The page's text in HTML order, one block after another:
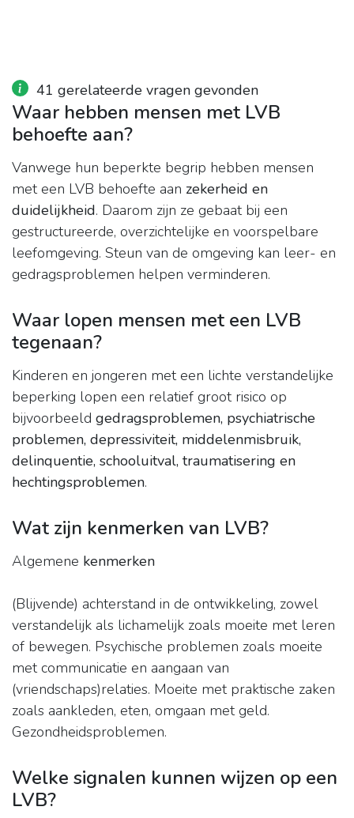
41 gerelateerde vragen gevonden
Waar hebben mensen met LVB
behoefte aan?
Vanwege hun beperkte begrip hebben mensen
met een LVB behoefte aan zekerheid en
duidelijkheid. Daarom zijn ze gebaat bij een
gestructureerde, overzichtelijke en voorspelbare
leefomgeving. Steun van de omgeving kan leer- en
gedragsproblemen helpen verminderen.
Waar lopen mensen met een LVB
tegenaan?
Kinderen en jongeren met een lichte verstandelijke
beperking lopen een relatief groot risico op
bijvoorbeeld gedragsproblemen, psychiatrische
problemen, depressiviteit, middelenmisbruik,
delinquentie, schooluitval, traumatisering en
hechtingsproblemen.
Wat zijn kenmerken van LVB?
Algemene kenmerken
(Blijvende) achterstand in de ontwikkeling, zowel
verstandelijk als lichamelijk zoals moeite met leren
of bewegen. Psychische problemen zoals moeite
met communicatie en aangaan van
(vriendschaps)relaties. Moeite met praktische zaken
zoals aankleden, eten, omgaan met geld.
Gezondheidsproblemen.
Welke signalen kunnen wijzen op een
LVB?